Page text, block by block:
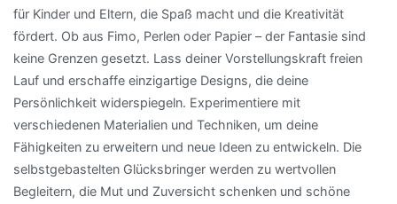
für Kinder und Eltern, die Spaß macht und die Kreativität
fördert. Ob aus Fimo, Perlen oder Papier – der Fantasie sind
keine Grenzen gesetzt. Lass deiner Vorstellungskraft freien
Lauf und erschaffe einzigartige Designs, die deine
Persönlichkeit widerspiegeln. Experimentiere mit
verschiedenen Materialien und Techniken, um deine
Fähigkeiten zu erweitern und neue Ideen zu entwickeln. Die
selbstgebastelten Glücksbringer werden zu wertvollen
Begleitern, die Mut und Zuversicht schenken und schöne